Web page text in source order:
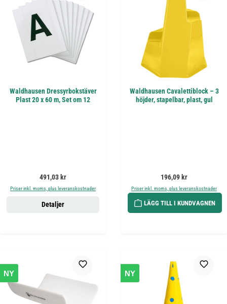
Waldhausen Dressyrbokstäver
Plast 20 x 60 m, Set om 12
Ordinarie pris:
491,03 kr
Priser inkl. moms, plus leveranskostnader
Detaljer
Waldhausen Cavalettiblock – 3
höjder, stapelbar, plast, gul
Ordinarie pris:
196,09 kr
Priser inkl. moms, plus leveranskostnader
LÄGG TILL I KUNDVAGNEN
NY NY